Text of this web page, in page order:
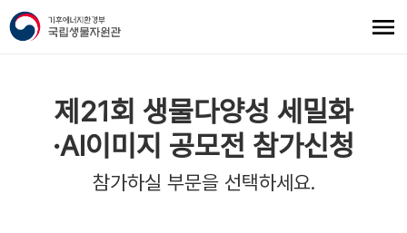
제21회 생물다양성 세밀화
·AI이미지 공모전 참가신청
참가하실 부문을 선택하세요.